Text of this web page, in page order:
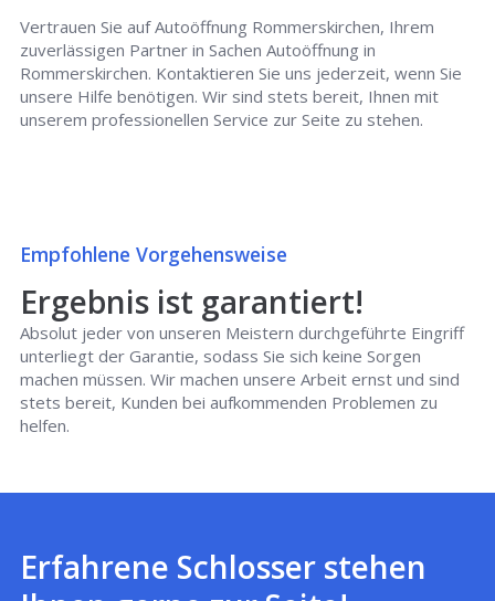
Vertrauen Sie auf Autoöffnung Rommerskirchen, Ihrem
zuverlässigen Partner in Sachen Autoöffnung in
Rommerskirchen. Kontaktieren Sie uns jederzeit, wenn Sie
unsere Hilfe benötigen. Wir sind stets bereit, Ihnen mit
unserem professionellen Service zur Seite zu stehen.
Empfohlene Vorgehensweise
Ergebnis ist garantiert!
Absolut jeder von unseren Meistern durchgeführte Eingriff
unterliegt der Garantie, sodass Sie sich keine Sorgen
machen müssen. Wir machen unsere Arbeit ernst und sind
stets bereit, Kunden bei aufkommenden Problemen zu
helfen.
Erfahrene Schlosser stehen